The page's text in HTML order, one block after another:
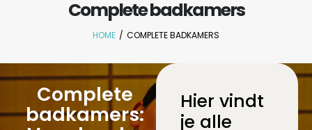
Complete
badkamers:
tot bad, alles
op 1 plek
Hier vindt
je alle
badkamer
tot toilet